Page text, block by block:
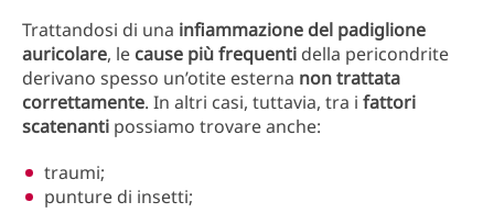
Trattandosi di una infiammazione del padiglione
auricolare, le cause più frequenti della pericondrite
derivano spesso un’otite esterna non trattata
correttamente. In altri casi, tuttavia, tra i fattori
scatenanti possiamo trovare anche:
traumi;
punture di insetti;